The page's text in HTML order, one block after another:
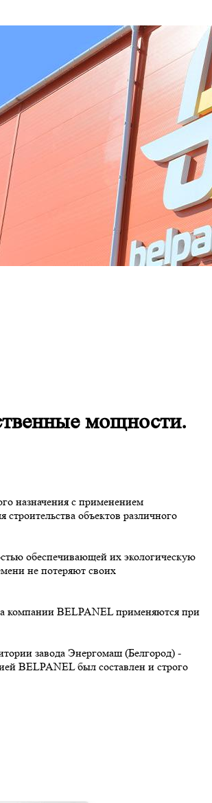
мощности.
назначения с применением
объектов различного
обеспечивающей их экологическую
не потеряют своих
компании BELPANEL применяются при
завода Энергомаш (Белгород) -
BELPANEL был составлен и строго